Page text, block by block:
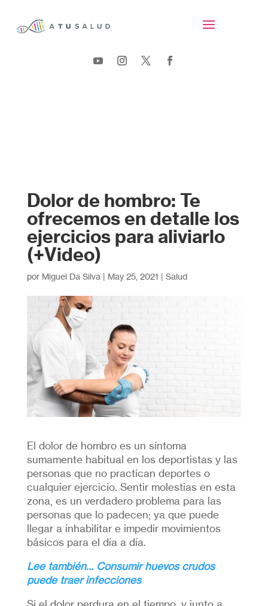
Dolor de hombro: Te
ofrecemos en detalle los
ejercicios para aliviarlo
(+Video)
por Miguel Da Silva | May 25, 2021 | Salud
El dolor de hombro es un síntoma
sumamente habitual en los deportistas y las
personas que no practican deportes o
cualquier ejercicio. Sentir molestias en esta
zona, es un verdadero problema para las
personas que lo padecen; ya que puede
llegar a inhabilitar e impedir movimientos
básicos para el día a día.
Lee también… Consumir huevos crudos
puede traer infecciones